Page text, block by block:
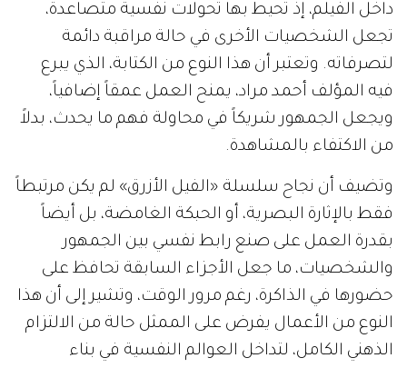
داخل الفيلم، إذ تحيط بها تحولات نفسية متصاعدة،
تجعل الشخصيات الأخرى في حالة مراقبة دائمة
لتصرفاته. وتعتبر أن هذا النوع من الكتابة، الذي يبرع
فيه المؤلف أحمد مراد، يمنح العمل عمقاً إضافياً،
ويجعل الجمهور شريكاً في محاولة فهم ما يحدث، بدلاً
من الاكتفاء بالمشاهدة.
وتضيف أن نجاح سلسلة «الفيل الأزرق» لم يكن مرتبطاً
فقط بالإثارة البصرية، أو الحبكة الغامضة، بل أيضاً
بقدرة العمل على صنع رابط نفسي بين الجمهور
والشخصيات، ما جعل الأجزاء السابقة تحافظ على
حضورها في الذاكرة، رغم مرور الوقت، وتشير إلى أن هذا
النوع من الأعمال يفرض على الممثل حالة من الالتزام
الذهني الكامل، لتداخل العوالم النفسية في بناء